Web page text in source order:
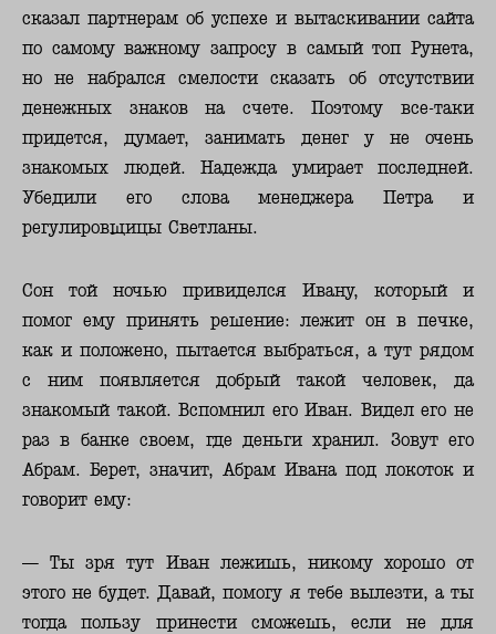
сказал партнерам об успехе и вытаскивании сайта
по самому важному запросу в самый топ Рунета,
но не набрался смелости сказать об отсутствии
денежных знаков на счете. Поэтому все-таки
придется, думает, занимать денег у не очень
знакомых людей. Надежда умирает последней.
Убедили его слова менеджера Петра и
регулировщицы Светланы.
Сон той ночью привиделся Ивану, который и
помог ему принять решение: лежит он в печке,
как и положено, пытается выбраться, а тут рядом
с ним появляется добрый такой человек, да
знакомый такой. Вспомнил его Иван. Видел его не
раз в банке своем, где деньги хранил. Зовут его
Абрам. Берет, значит, Абрам Ивана под локоток и
говорит ему:
— Ты зря тут Иван лежишь, никому хорошо от
этого не будет. Давай, помогу я тебе вылезти, а ты
тогда пользу принести сможешь, если не для